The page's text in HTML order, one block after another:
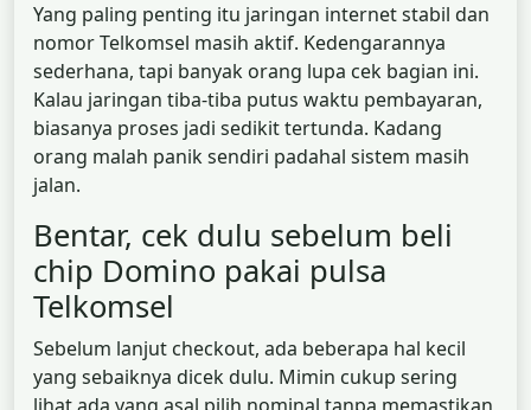
Yang paling penting itu jaringan internet stabil dan
nomor Telkomsel masih aktif. Kedengarannya
sederhana, tapi banyak orang lupa cek bagian ini.
Kalau jaringan tiba-tiba putus waktu pembayaran,
biasanya proses jadi sedikit tertunda. Kadang
orang malah panik sendiri padahal sistem masih
jalan.
Bentar, cek dulu sebelum beli
chip Domino pakai pulsa
Telkomsel
Sebelum lanjut checkout, ada beberapa hal kecil
yang sebaiknya dicek dulu. Mimin cukup sering